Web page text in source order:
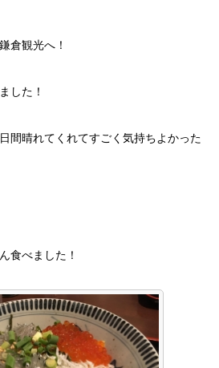
倉観光へ！
した！
間晴れてくれてすごく気持ちよかった
食べました！